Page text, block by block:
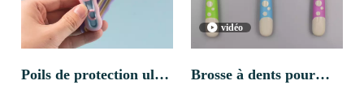
Poils de protection ultra
vidéo
Brosse à dents pour